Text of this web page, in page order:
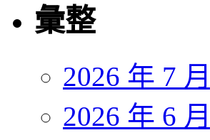
彙整
2026 年 7 月
2026 年 6 月